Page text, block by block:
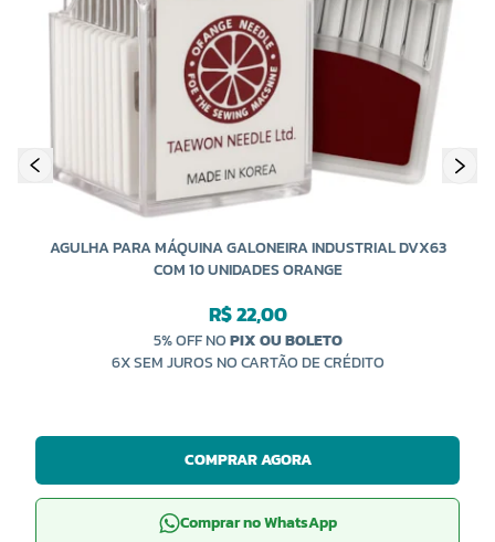
AGULHA PARA MÁQUINA GALONEIRA INDUSTRIAL DVX63
COM 10 UNIDADES ORANGE
R$ 22,00
5% OFF NOPIX OU BOLETO
6X SEM JUROS NO CARTÃO DE CRÉDITO
COMPRAR AGORA
Comprar no WhatsApp